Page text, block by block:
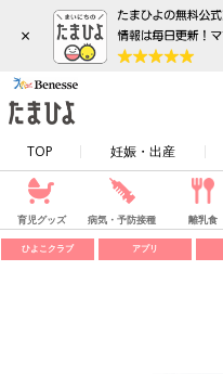
×
TOP 妊娠・出産
育児グッズ 病気・予防接種 離乳食
ひよこクラブ アプリ